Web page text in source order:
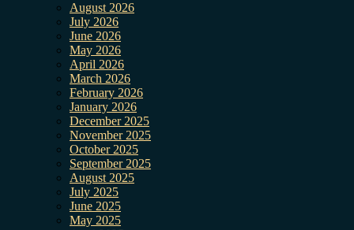
August 2026
July 2026
June 2026
May 2026
April 2026
March 2026
February 2026
January 2026
December 2025
November 2025
October 2025
September 2025
August 2025
July 2025
June 2025
May 2025